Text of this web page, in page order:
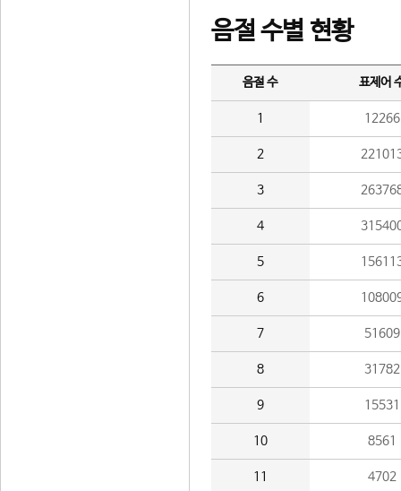
음절 수별 현황
음절 수 표제어
1 12266
2
3
4
5
6
7 51609
8 31782
9 15531
10 8561
11 4702